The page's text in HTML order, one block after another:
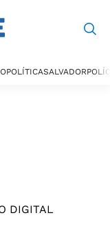
POLÍTICASALVADOR
DIGITAL